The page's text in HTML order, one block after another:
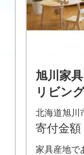
旭川
リビン
メープ
北海道旭川
寄付金額
家具産地で